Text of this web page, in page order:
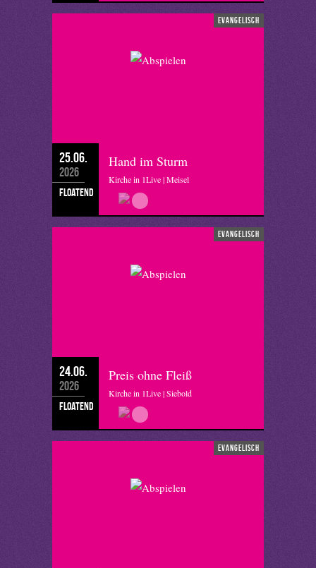
evangelisch
25.06.
2026
floatend
Hand im Sturm
Kirche in 1Live | Meisel
evangelisch
24.06.
2026
floatend
Preis ohne Fleiß
Kirche in 1Live | Siebold
evangelisch